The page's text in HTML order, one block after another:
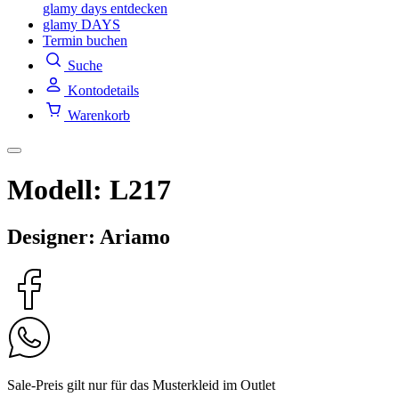
glamy days entdecken
glamy DAYS
Termin buchen
Suche
Kontodetails
Warenkorb
Modell: L217
Designer: Ariamo
Sale-Preis gilt nur für das Musterkleid im Outlet